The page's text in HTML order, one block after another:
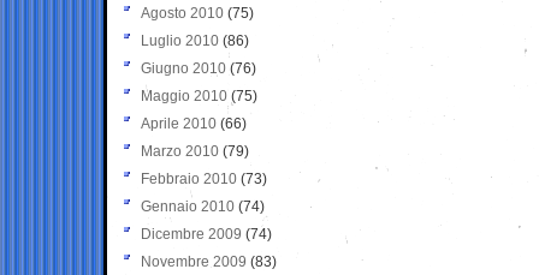
Agosto 2010 (75)
Luglio 2010 (86)
Giugno 2010 (76)
Maggio 2010 (75)
Aprile 2010 (66)
Marzo 2010 (79)
Febbraio 2010 (73)
Gennaio 2010 (74)
Dicembre 2009 (74)
Novembre 2009 (83)